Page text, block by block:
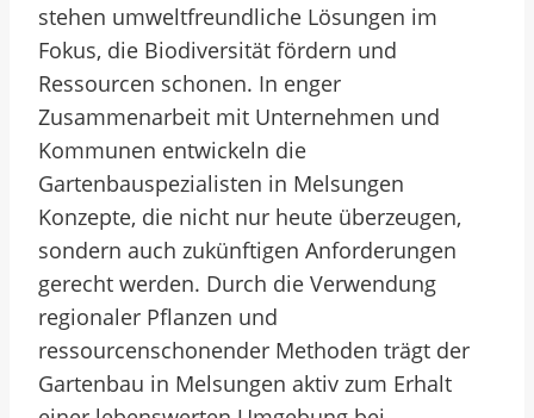
stehen umweltfreundliche Lösungen im
Fokus, die Biodiversität fördern und
Ressourcen schonen. In enger
Zusammenarbeit mit Unternehmen und
Kommunen entwickeln die
Gartenbauspezialisten in Melsungen
Konzepte, die nicht nur heute überzeugen,
sondern auch zukünftigen Anforderungen
gerecht werden. Durch die Verwendung
regionaler Pflanzen und
ressourcenschonender Methoden trägt der
Gartenbau in Melsungen aktiv zum Erhalt